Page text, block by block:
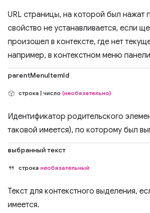
URL страницы, на которой был нажат
свойство не устанавливается, если
произошел в контексте, где нет
например, в контекстном меню
parentMenuItemId
строка | число (необязательно)
Идентификатор родительского
таковой имеется), по которому был
выбранный текст
строка необязательный
Текст для контекстного выделения,
имеется.